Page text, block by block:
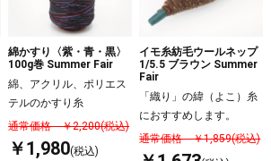
綿かすり〈紫・青・黒〉
100g巻 Summer Fair
綿、アクリル、ポリエス
テルのかすり糸
通常価格 ￥2,200(税込)
￥1,980(税込)
イモ糸紡毛ウールネップ
1/5.5 ブラウン Summer
Fair
「織り」の緯（よこ）糸
におすすめします。
通常価格 ￥1,859(税込)